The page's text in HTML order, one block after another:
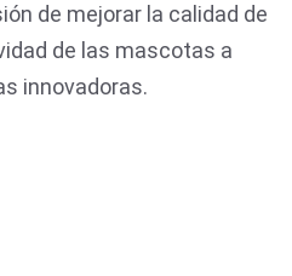
de mejorar la calidad de
de las mascotas a
innovadoras.